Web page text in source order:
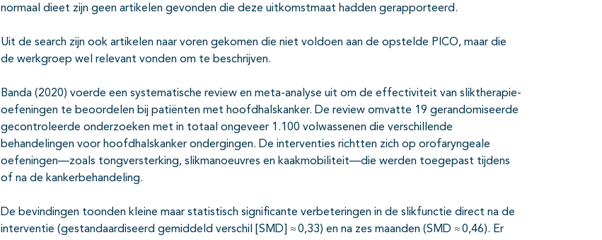
normaal dieet zijn geen artikelen gevonden die deze uitkomstmaat hadden gerapporteerd.
Uit de search zijn ook artikelen naar voren gekomen die niet voldoen aan de opstelde PICO, maar die
de werkgroep wel relevant vonden om te beschrijven.
Banda (2020) voerde een systematische review en meta-analyse uit om de effectiviteit van sliktherapie-
oefeningen te beoordelen bij patiënten met hoofdhalskanker. De review omvatte 19 gerandomiseerde
gecontroleerde onderzoeken met in totaal ongeveer 1.100 volwassenen die verschillende
behandelingen voor hoofdhalskanker ondergingen. De interventies richtten zich op orofaryngeale
oefeningen—zoals tongversterking, slikmanoeuvres en kaakmobiliteit—die werden toegepast tijdens
of na de kankerbehandeling.
De bevindingen toonden kleine maar statistisch significante verbeteringen in de slikfunctie direct na de
interventie (gestandaardiseerd gemiddeld verschil [SMD] ≈ 0,33) en na zes maanden (SMD ≈ 0,46). Er